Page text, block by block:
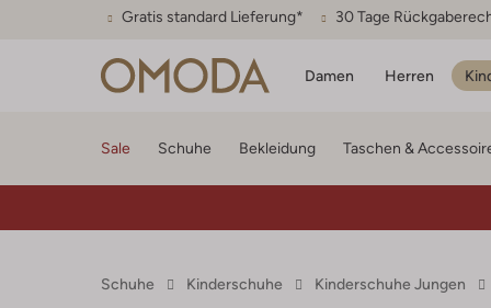
Gratis standard Lieferung* 30 Tage
Damen Herren
Sale Schuhe Bekleidung Taschen &
Schuhe Kinderschuhe Kinderschuhe Jungen